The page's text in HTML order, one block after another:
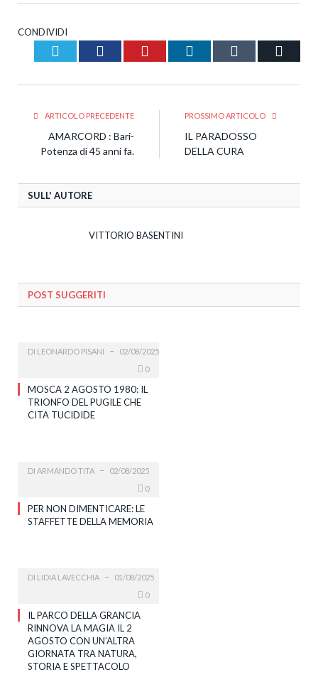
CONDIVIDI
Twitter Facebook Pinterest LinkedIn Tumblr
ARTICOLO PRECEDENTE
AMARCORD : Bari-
Potenza di 45 anni fa.
PROSSIMO ARTICOLO
IL PARADOSSO
DELLA CURA
SULL' AUTORE
VITTORIO BASENTINI
POST SUGGERITI
DI LEONARDO PISANI
02/08/2025
0
MOSCA 2 AGOSTO 1980: IL
TRIONFO DEL PUGILE CHE
CITA TUCIDIDE
DI ARMANDO TITA
02/08/2025
0
PER NON DIMENTICARE: LE
STAFFETTE DELLA MEMORIA
DI LIDIA LAVECCHIA
01/08/2025
0
IL PARCO DELLA GRANCIA
RINNOVA LA MAGIA IL 2
AGOSTO CON UN’ALTRA
GIORNATA TRA NATURA,
STORIA E SPETTACOLO